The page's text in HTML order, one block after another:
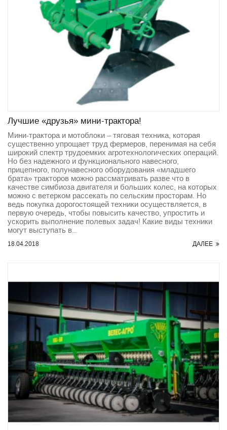
Лучшие «друзья» мини-трактора!
Мини-трактора и мотоблоки – тяговая техника, которая
существенно упрощает труд фермеров, перенимая на себя
широкий спектр трудоемких агротехнологических операций.
Но без надежного и функционального навесного,
прицепного, полунавесного оборудования «младшего
брата» тракторов можно рассматривать разве что в
качестве симбиоза двигателя и больших колес, на которых
можно с ветерком рассекать по сельским просторам. Но
ведь покупка дорогостоящей техники осуществляется, в
первую очередь, чтобы повысить качество, упростить и
ускорить выполнение полевых задач! Какие виды техники
могут выступать в..
18.04.2018 ДАЛЕЕ